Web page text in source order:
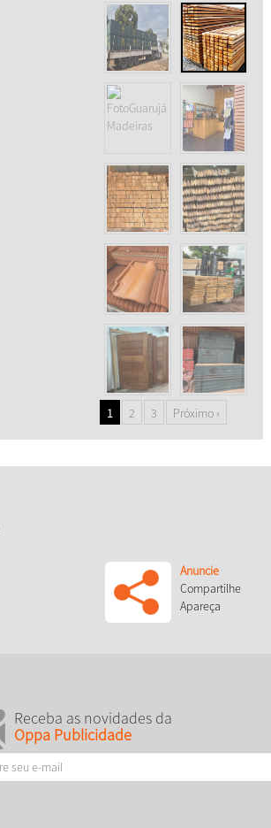
1 2 3 Próximo ›
Anuncie
Compartilhe
Apareça
Receba as novidades da
Oppa Publicidade